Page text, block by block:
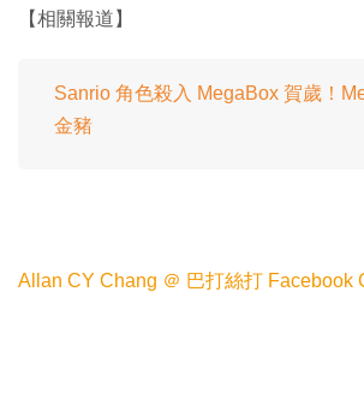
【相關報道】
Sanrio 角色殺入 MegaBox 賀歲！
金豬
Allan CY Chang‎ ＠ 巴打絲打 Facebook